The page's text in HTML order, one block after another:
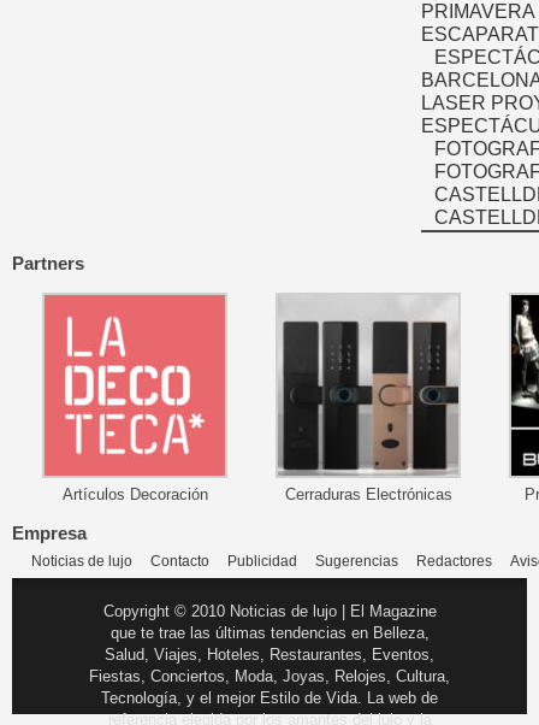
PRIMAVERA
LASER
Partners
Artículos Decoración Cerraduras Electrónicas
Empresa
Noticias de lujo Contacto Publicidad Sugerencias Redactores
Copyright © 2010 Noticias de lujo | El Magazine
que te trae las últimas tendencias en Belleza,
Salud, Viajes, Hoteles, Restaurantes, Eventos,
Fiestas, Conciertos, Moda, Joyas, Relojes, Cultura,
Tecnología, y el mejor Estilo de Vida. La web de
referencia elegida por los amantes del lujo y la